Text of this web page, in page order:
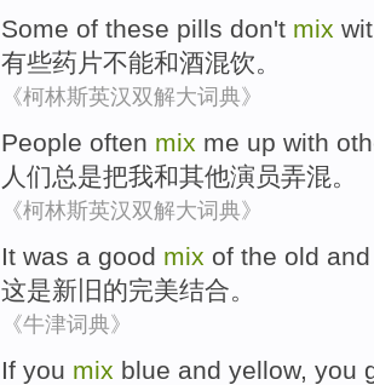
Some of these pills don't mix
有些药片不能和酒混饮。
《柯林斯英汉双解大词典》
People often mix me up with
人们总是把我和其他演员弄混。
《柯林斯英汉双解大词典》
It was a good mix of the old
这是新旧 的完美结合。
《牛津词典》
If you mix blue and yellow, you